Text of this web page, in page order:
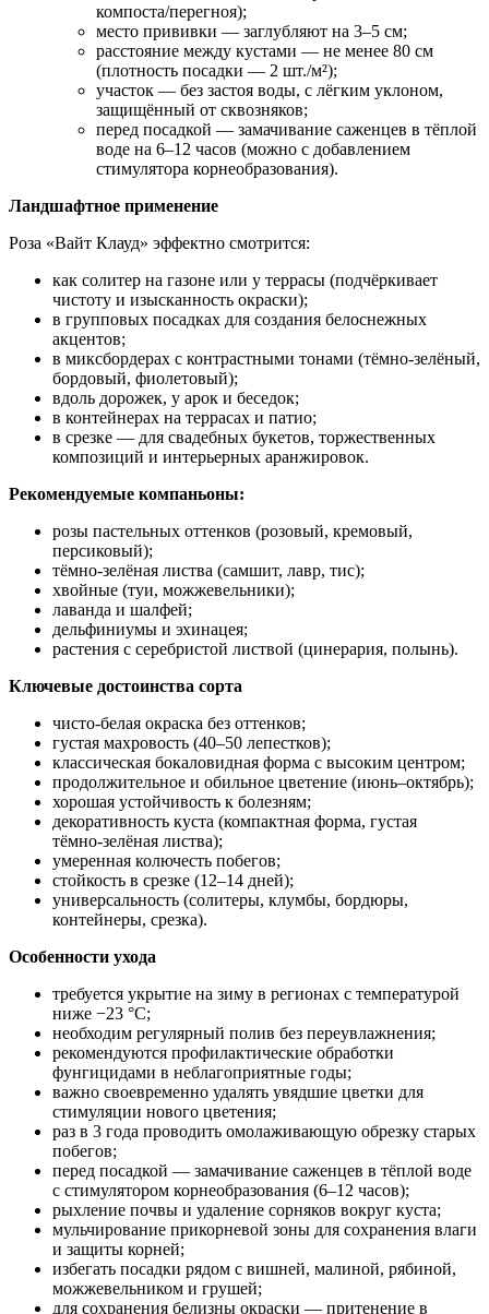
компоста/перегноя);
место прививки — заглубляют на 3–5 см;
расстояние между кустами — не менее 80 см
(плотность посадки — 2 шт./м²);
участок — без застоя воды, с лёгким уклоном,
защищённый от сквозняков;
перед посадкой — замачивание саженцев в тёплой
воде на 6–12 часов (можно с добавлением
стимулятора корнеобразования).
Ландшафтное применение
Роза «Вайт Клауд» эффектно смотрится:
как солитер на газоне или у террасы (подчёркивает
чистоту и изысканность окраски);
в групповых посадках для создания белоснежных
акцентов;
в миксбордерах с контрастными тонами (тёмно‑зелёный,
бордовый, фиолетовый);
вдоль дорожек, у арок и беседок;
в контейнерах на террасах и патио;
в срезке — для свадебных букетов, торжественных
композиций и интерьерных аранжировок.
Рекомендуемые компаньоны:
розы пастельных оттенков (розовый, кремовый,
персиковый);
тёмно‑зелёная листва (самшит, лавр, тис);
хвойные (туи, можжевельники);
лаванда и шалфей;
дельфиниумы и эхинацея;
растения с серебристой листвой (цинерария, полынь).
Ключевые достоинства сорта
чисто‑белая окраска без оттенков;
густая махровость (40–50 лепестков);
классическая бокаловидная форма с высоким центром;
продолжительное и обильное цветение (июнь–октябрь);
хорошая устойчивость к болезням;
декоративность куста (компактная форма, густая
тёмно‑зелёная листва);
умеренная колючесть побегов;
стойкость в срезке (12–14 дней);
универсальность (солитеры, клумбы, бордюры,
контейнеры, срезка).
Особенности ухода
требуется укрытие на зиму в регионах с температурой
ниже −23 °C;
необходим регулярный полив без переувлажнения;
рекомендуются профилактические обработки
фунгицидами в неблагоприятные годы;
важно своевременно удалять увядшие цветки для
стимуляции нового цветения;
раз в 3 года проводить омолаживающую обрезку старых
побегов;
перед посадкой — замачивание саженцев в тёплой воде
с стимулятором корнеобразования (6–12 часов);
рыхление почвы и удаление сорняков вокруг куста;
мульчирование прикорневой зоны для сохранения влаги
и защиты корней;
избегать посадки рядом с вишней, малиной, рябиной,
можжевельником и грушей;
для сохранения белизны окраски — притенение в